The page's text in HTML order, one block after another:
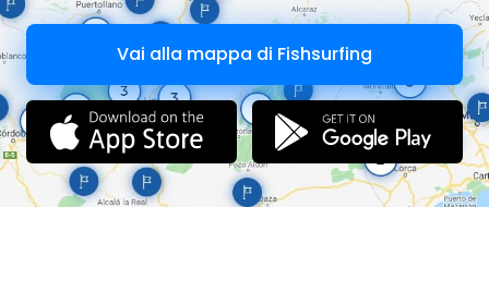
Vai alla mappa di Fishsurfing